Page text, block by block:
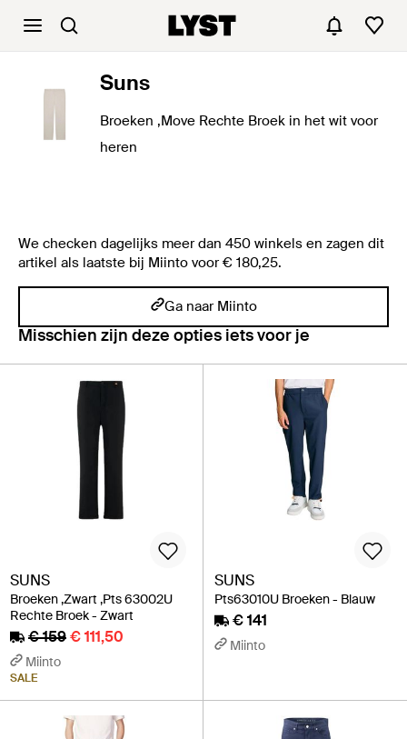
Suns
Broeken ,Move Rechte Broek in het wit voor
heren
We checken dagelijks meer dan 450 winkels en zagen dit
artikel als laatste bij Miinto voor € 180,25.
Ga naar Miinto
Misschien zijn deze opties iets voor je
SUNS
Broeken ,Zwart ,Pts 63002U
Rechte Broek - Zwart
€ 159€ 111,50
Miinto
SALE
SUNS
Pts63010U Broeken - Blauw
€ 141
Miinto